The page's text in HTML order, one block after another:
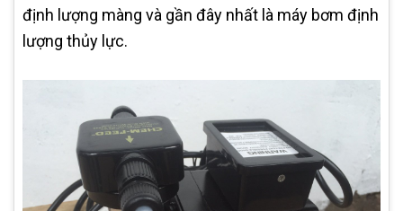
định lượng màng và gần đây nhất là máy bơm định
lượng thủy lực.